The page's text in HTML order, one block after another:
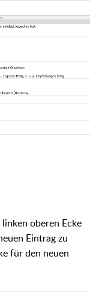
oberen Ecke
Eintrag zu
für den neuen